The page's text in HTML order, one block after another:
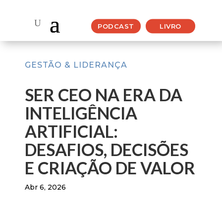
PODCAST LIVRO
GESTÃO & LIDERANÇA
SER CEO NA ERA DA
INTELIGÊNCIA
ARTIFICIAL:
DESAFIOS, DECISÕES
E CRIAÇÃO DE VALOR
Abr 6, 2026